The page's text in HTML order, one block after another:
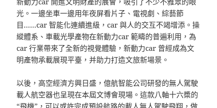
光。一邊坐車一邊用年夜屏看片子、電視劇、綜藝節
目……car 智能化連續進級，car 與人的交互不竭增添。操
縱體系、車載光學產物在新動力car 範疇的普遍利用，為
car 行業帶來了全新的視覺體驗，新動力car 曾經成為文
明產物承載展現平臺，并助力打造文旅新場景。
以後，高空經濟方興日盛，億航智能公司研發的無人駕駛
載人航空器也呈現在本屆文博會現場。這款八軸十六槳的